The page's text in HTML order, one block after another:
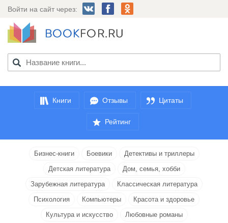
Войти на сайт через:
Книги Отзывы Цитаты
Рейтинг
Бизнес-книги Боевики
Детективы и триллеры
Детская литература
Дом, семья, хобби
Зарубежная литература
Классическая литература
Психология
Компьютеры
Красота и здоровье
Культура и искусство
Любовные романы